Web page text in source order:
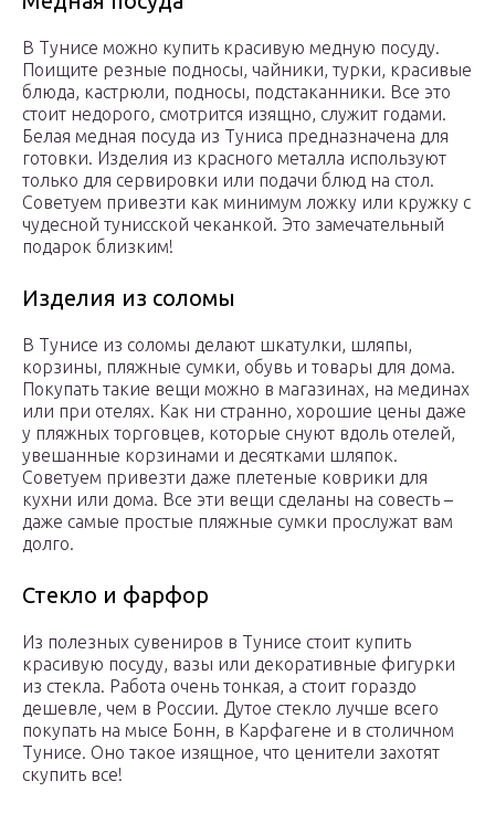
В Тунисе можно купить красивую медную посуду.
Поищите резные подносы, чайники, турки, красивые
блюда, кастрюли, подносы, подстаканники. Все это
стоит недорого, смотрится изящно, служит годами.
Белая медная посуда из Туниса предназначена для
готовки. Изделия из красного металла используют
только для сервировки или подачи блюд на стол.
Советуем привезти как минимум ложку или кружку с
чудесной тунисской чеканкой. Это замечательный
подарок близким!
Изделия из соломы
В Тунисе из соломы делают шкатулки, шляпы,
корзины, пляжные сумки, обувь и товары для дома.
Покупать такие вещи можно в магазинах, на мединах
или при отелях. Как ни странно, хорошие цены даже
у пляжных торговцев, которые снуют вдоль отелей,
увешанные корзинами и десятками шляпок.
Советуем привезти даже плетеные коврики для
кухни или дома. Все эти вещи сделаны на совесть –
даже самые простые пляжные сумки прослужат вам
долго.
Стекло и фарфор
Из полезных сувениров в Тунисе стоит купить
красивую посуду, вазы или декоративные фигурки
из стекла. Работа очень тонкая, а стоит гораздо
дешевле, чем в России. Дутое стекло лучше всего
покупать на мысе Бонн, в Карфагене и в столичном
Тунисе. Оно такое изящное, что ценители захотят
скупить все!